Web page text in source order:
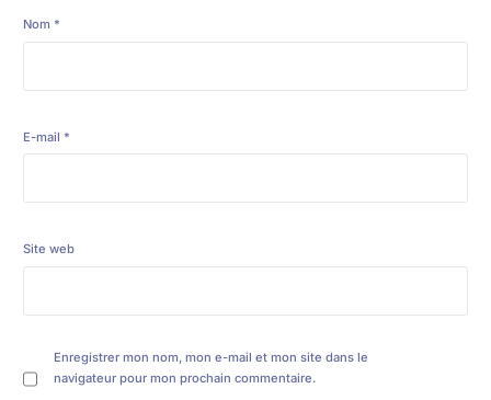
Nom *
E-mail *
Site web
Enregistrer mon nom, mon e-mail et mon site dans le
navigateur pour mon prochain commentaire.